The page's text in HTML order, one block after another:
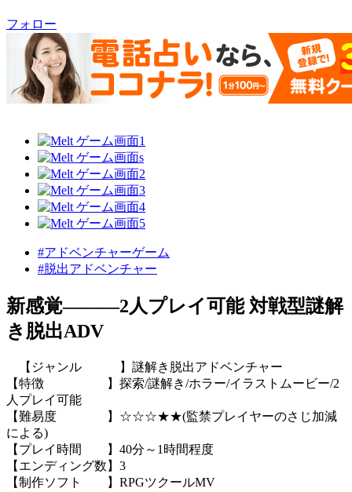
フォロー
#アドベンチャーゲーム
#脱出アドベンチャー
新感覚———2人プレイ可能 対戦型謎解
き脱出ADV
【ジャンル 】謎解き脱出アドベンチャー
【特徴 】探索/謎解き/ホラー/イラストムービー/2
人プレイ可能
【難易度 】☆☆☆★★(監禁プレイヤーのさじ加減
による)
【プレイ時間 】40分～1時間程度
【エンディング数】3
【制作ソフト 】RPGツクールMV